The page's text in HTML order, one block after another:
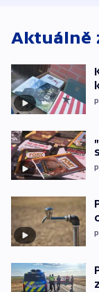
Aktuálně